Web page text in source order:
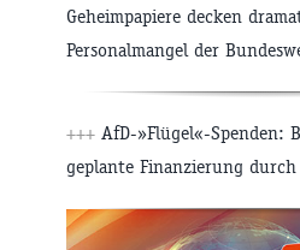
Geheimpapiere decken
Personalmangel der
+++ AfD-»Flügel«-Spenden:
geplante Finanzierung durch